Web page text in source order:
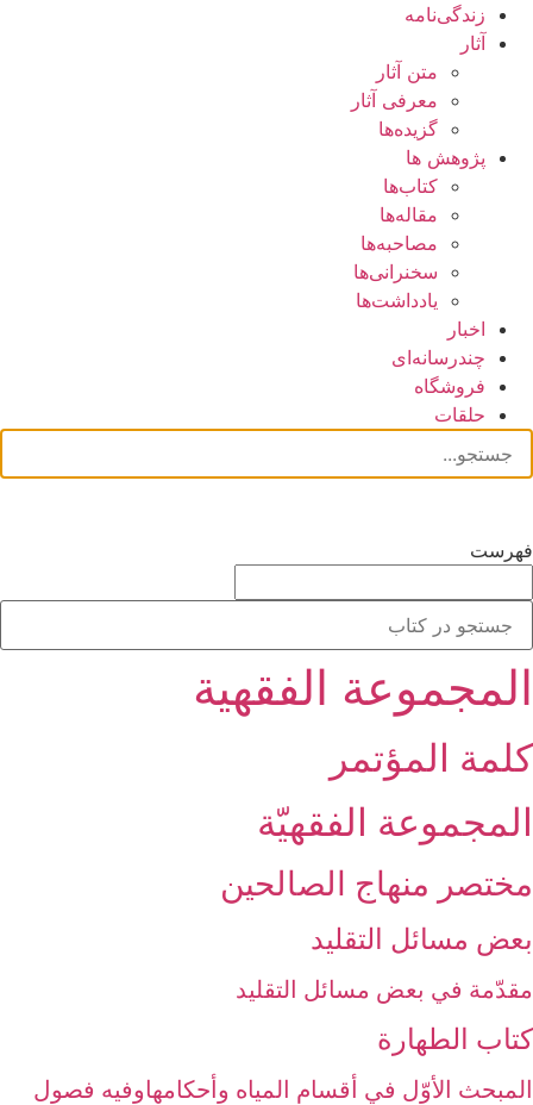
زندگی‌نامه
آثار
متن آثار
معرفی آثار
گزیده‌ها
پژوهش ها
کتاب‌ها
مقاله‌ها
مصاحبه‌ها
سخنرانی‌ها
یادداشت‌ها
اخبار
چندرسانه‌ای
فروشگاه
حلقات
فهرست
المجموعة الفقهیة
كلمة المؤتمر
المجموعة الفقهيّة
مختصر منهاج الصالحين‏
بعض مسائل التقليد
مقدّمة في بعض مسائل التقليد
كتاب الطهارة
المبحث الأوّل في أقسام المياه وأحكامهاوفيه فصول‏